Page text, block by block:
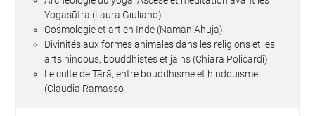
Yogasūtra (Laura Giuliano)
Cosmologie et art en İnde (Naman Ahuja)
Divinités aux formes animales dans les religions et les
arts hindous, bouddhistes et jaïns (Chiara Policardi)
Le culte de Tārā, entre bouddhisme et hindouisme
(Claudia Ramasso